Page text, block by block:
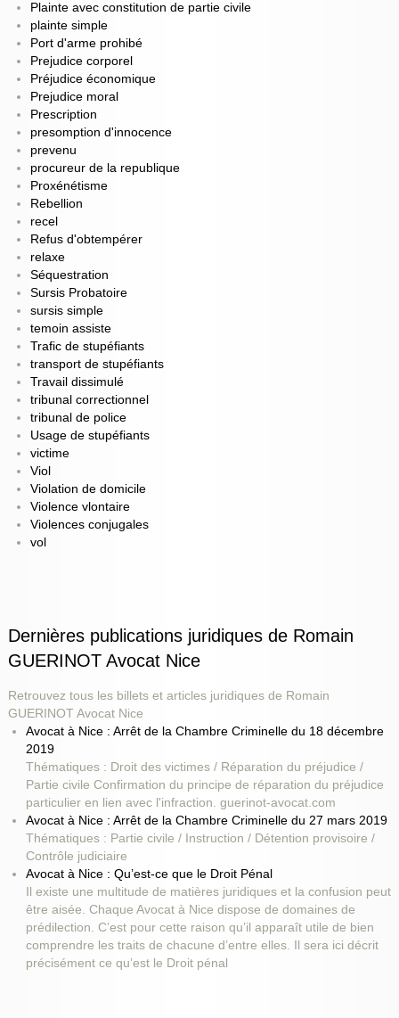
Plainte avec constitution de partie civile
plainte simple
Port d'arme prohibé
Prejudice corporel
Préjudice économique
Prejudice moral
Prescription
presomption d'innocence
prevenu
procureur de la republique
Proxénétisme
Rebellion
recel
Refus d'obtempérer
relaxe
Séquestration
Sursis Probatoire
sursis simple
temoin assiste
Trafic de stupéfiants
transport de stupéfiants
Travail dissimulé
tribunal correctionnel
tribunal de police
Usage de stupéfiants
victime
Viol
Violation de domicile
Violence vlontaire
Violences conjugales
vol
Dernières publications juridiques de Romain
GUERINOT Avocat Nice
Retrouvez tous les billets et articles juridiques de Romain
GUERINOT Avocat Nice
Avocat à Nice : Arrêt de la Chambre Criminelle du 18 décembre
2019
Thématiques : Droit des victimes / Réparation du préjudice /
Partie civile Confirmation du principe de réparation du préjudice
particulier en lien avec l'infraction. guerinot-avocat.com
Avocat à Nice : Arrêt de la Chambre Criminelle du 27 mars 2019
Thématiques : Partie civile / Instruction / Détention provisoire /
Contrôle judiciaire
Avocat à Nice : Qu’est-ce que le Droit Pénal
Il existe une multitude de matières juridiques et la confusion peut
être aisée. Chaque Avocat à Nice dispose de domaines de
prédilection. C’est pour cette raison qu’il apparaît utile de bien
comprendre les traits de chacune d’entre elles. Il sera ici décrit
précisément ce qu’est le Droit pénal